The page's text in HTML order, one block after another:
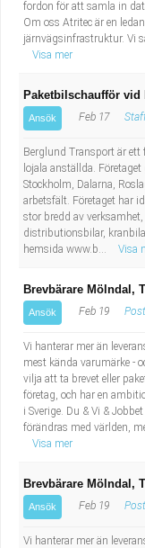
fordon för att samla in
Om oss Atritec är en
järnvägsinfrastruktur. Vi
Visa mer
Paketbilschaufför vid
Ansök Feb 17
Berglund Transport är ett
lojala anställda.
Stockholm, Dalarna,
arbetsfält. Företaget har
stor bredd av
distributionsbilar,
hemsida www.b...
Visa
Brevbärare Mölndal,
Ansök Feb 19
Vi hanterar mer än
mest kända varumärke -
vilja att ta brevet eller
företag, och har en
i Sverige. Du & Vi &
förändras med världen,
Visa mer
Brevbärare Mölndal,
Ansök Feb 19
Vi hanterar mer än